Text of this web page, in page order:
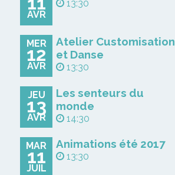
AVR
13:30
MER
12
AVR
Atelier Customisation
et Danse
13:30
JEU
13
AVR
Les senteurs du
monde
14:30
MAR
11
JUIL
Animations été 2017
13:30